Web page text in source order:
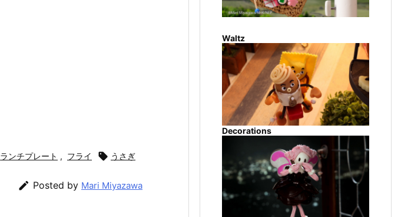
ランチプレート , フライ  うさぎ
 Posted by Mari Miyazawa
Waltz
Decorations